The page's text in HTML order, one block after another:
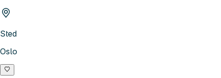
Sted
Oslo